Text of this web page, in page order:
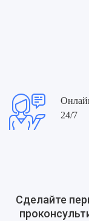
Получение
Как
бизнеса в
24/7
Сделайте